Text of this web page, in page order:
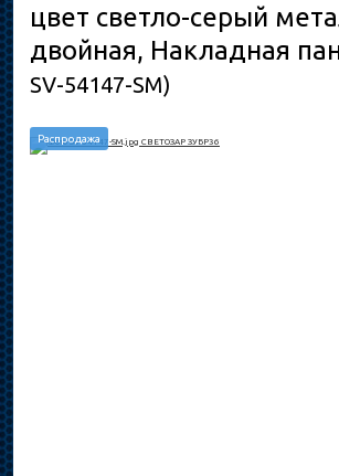
цвет светло-серый
двойная, Накладная
SV-54147-SM)
Распродажа